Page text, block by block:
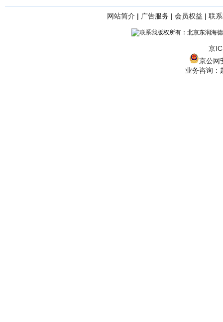
网站简介 | 广告服务 | 会员权益 | 联
版权所有：北京东润海
京
京公网
业务咨询：